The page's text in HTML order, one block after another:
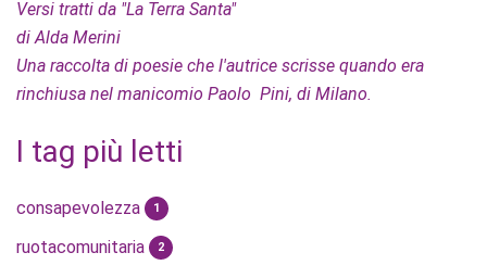
Versi tratti da "La Terra Santa"
di Alda Merini
Una raccolta di poesie che l'autrice scrisse quando era
rinchiusa nel manicomio Paolo Pini, di Milano.
I tag più letti
consapevolezza 1
ruotacomunitaria 2